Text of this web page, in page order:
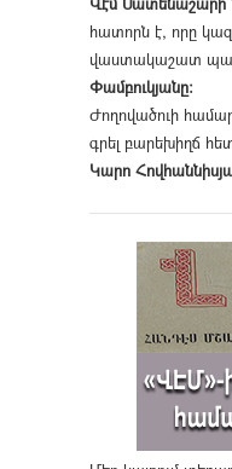
հատորն է, որը
վաստակաշատ
Փամբուկյանը։
Ժողովածուի
գրել բարեխիղճ
Կարո